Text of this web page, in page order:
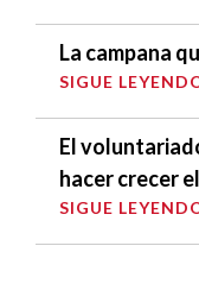
La campana
SIGUE
El
hacer crecer
SIGUE